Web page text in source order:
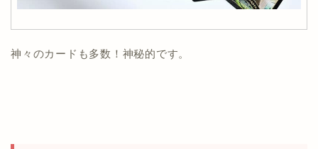
神々のカードも多数！神秘的です。